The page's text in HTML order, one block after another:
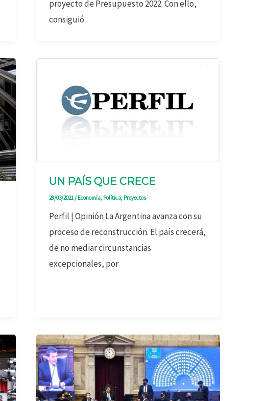
proyecto de Presupuesto 2022. Con ello,
consiguió
UN PAÍS QUE CRECE
28/03/2021/ Economía, Política, Proyectos
Perfil | Opinión La Argentina avanza con su
proceso de reconstrucción. El país crecerá,
de no mediar circunstancias
excepcionales, por